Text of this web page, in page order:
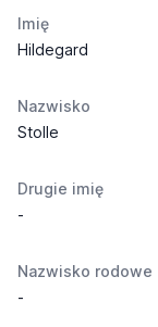
Imię
Hildegard
Nazwisko
Stolle
Drugie imię
-
Nazwisko rodowe
-